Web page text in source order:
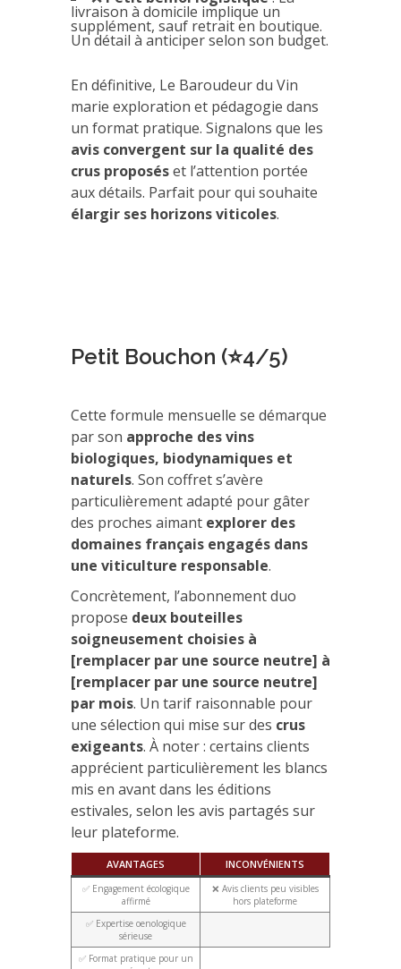
livraison à domicile implique un
supplément, sauf retrait en boutique.
Un détail à anticiper selon son budget.
En définitive, Le Baroudeur du Vin
marie exploration et pédagogie dans
un format pratique. Signalons que les
avis convergent sur la qualité des
crus proposéset l’attention portée
aux détails. Parfait pour qui souhaite
élargir ses horizons viticoles.
Petit Bouchon (⭐4/5)
Cette formule mensuelle se démarque
par son approche des vins
biologiques, biodynamiques et
naturels. Son coffret s’avère
particulièrement adapté pour gâter
des proches aimant explorer des
domaines français engagés dans
une viticulture responsable.
Concrètement, l’abonnement duo
propose deux bouteilles
soigneusement choisies à
[remplacer par une source neutre] à
[remplacer par une source neutre]
par mois. Un tarif raisonnable pour
une sélection qui mise sur des crus
exigeants. À noter : certains clients
apprécient particulièrement les blancs
mis en avant dans les éditions
estivales, selon les avis partagés sur
leur plateforme.
AVANTAGES INCONVÉNIENTS
✅ Engagement écologique
affirmé
❌ Avis clients peu visibles
hors plateforme
✅ Expertise oenologique
sérieuse
✅ Format pratique pour un